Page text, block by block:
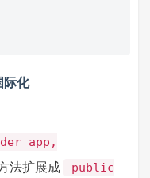
际化
app,
法扩展成
public